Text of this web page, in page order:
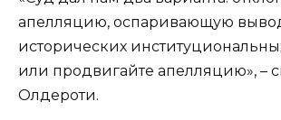
апелляцию, оспаривающую
исторических
или продвигайте апелляцию», –
Олдероти.